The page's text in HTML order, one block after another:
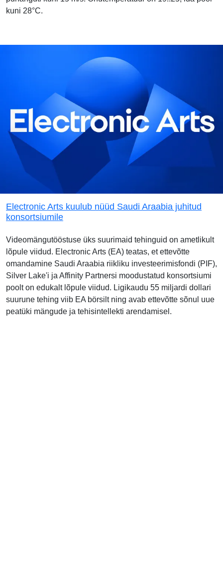
kuni 28°C.
Electronic Arts kuulub nüüd Saudi Araabia juhitud
konsortsiumile
Videomängutööstuse üks suurimaid tehinguid on ametlikult
lõpule viidud. Electronic Arts (EA) teatas, et ettevõtte
omandamine Saudi Araabia riikliku investeerimisfondi (PIF),
Silver Lake'i ja Affinity Partnersi moodustatud konsortsiumi
poolt on edukalt lõpule viidud. Ligikaudu 55 miljardi dollari
suurune tehing viib EA börsilt ning avab ettevõtte sõnul uue
peatüki mängude ja tehisintellekti arendamisel.